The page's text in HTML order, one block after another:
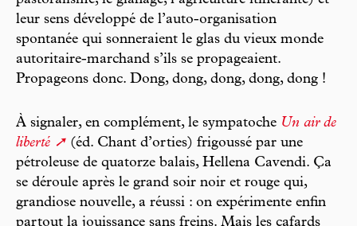
leur sens développé de l’auto-organisation
spontanée qui sonneraient le glas du vieux monde
autoritaire-marchand s’ils se propageaient.
Propageons donc. Dong, dong, dong, dong, dong !
À signaler, en complément, le sympatoche Un air de
liberté
(éd. Chant d’orties) frigoussé par une
pétroleuse de quatorze balais, Hellena Cavendi. Ça
se déroule après le grand soir noir et rouge qui,
grandiose nouvelle, a réussi : on expérimente enfin
partout la jouissance sans freins. Mais les cafards